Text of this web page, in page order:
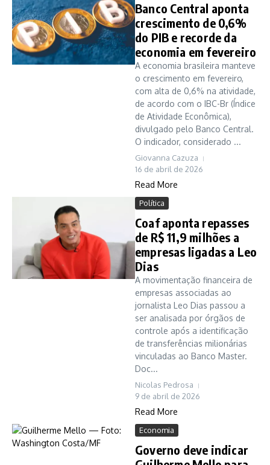
Banco Central aponta
crescimento de 0,6%
do PIB e recorde da
economia em fevereiro
A economia brasileira manteve
o crescimento em fevereiro,
com alta de 0,6% na atividade,
de acordo com o IBC-Br (Índice
de Atividade Econômica),
divulgado pelo Banco Central.
O indicador, considerado ...
Giovanna Cazuza
16 de abril de 2026
Read More
Política
Coaf aponta repasses
de R$ 11,9 milhões a
empresas ligadas a Leo
Dias
A movimentação financeira de
empresas associadas ao
jornalista Leo Dias passou a
ser analisada por órgãos de
controle após a identificação
de transferências milionárias
vinculadas ao Banco Master.
Doc...
Nicolas Pedrosa
9 de abril de 2026
Read More
Economia
Governo deve indicar